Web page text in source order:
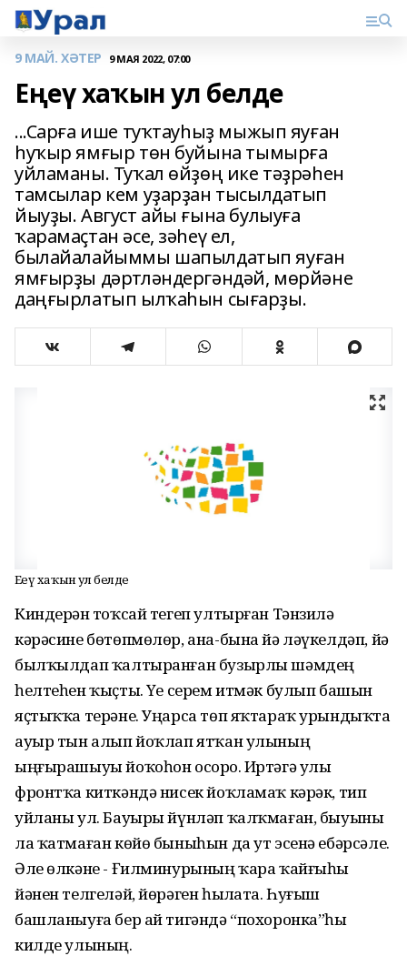
9 МАЙ. ХӘТЕР 9 МАЯ 2022, 07:00
Еңеү хаҡын ул белде
...Сарға ише туҡтауһыҙ мыжып яуған
һуҡыр ямғыр төн буйына тымырға
уйламаны. Туҡал өйҙөң ике тәҙрәһен
тамсылар кем уҙарҙан тысылдатып
йыуҙы. Август айы ғына булыуға
ҡарамаҫтан әсе, зәһеү ел,
былайалайыммы шапылдатып яуған
ямғырҙы дәртләндергәндәй, мөрйәне
даңғырлатып ылҡаһын сығарҙы.
Еңеү хаҡын ул белде
Киндерҙән тоҡсай тегеп ултырған Тәнзилә
кәрәсине бөтөпмөлөр, ана-бына йә ләүкелдәп, йә
былҡылдап ҡалтыранған бузырлы шәмдең
һелтеһен ҡыҫты. Үҙе серем итмәк булып башын
яҫтыҡҡа терәне. Уңарса төп яҡтараҡ урындыҡта
ауыр тын алып йоҡлап ятҡан улының
ыңғырашыуы йоҡоһон осорҙо. Иртәгә улы
фронтҡа киткәндә нисек йоҡламаҡ кәрәк, тип
уйланы ул. Бауыры йүнләп ҡалҡмаған, быуыны
ла ҡатмаған көйө быныһын да ут эсенә ебәрсәле.
Әле өлкәне - Ғилминурының ҡара ҡайғыһы
йәнен телгеләй, йөрәген һыҙлата. Һуғыш
башланыуға бер ай тигәндә “похоронка”һы
килде улының.